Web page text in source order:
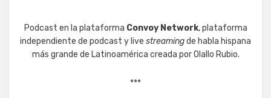
Podcast en la plataforma Convoy Network, plataforma
independiente de podcast y live streamingde habla hispana
más grande de Latinoamérica creada por Olallo Rubio.
***